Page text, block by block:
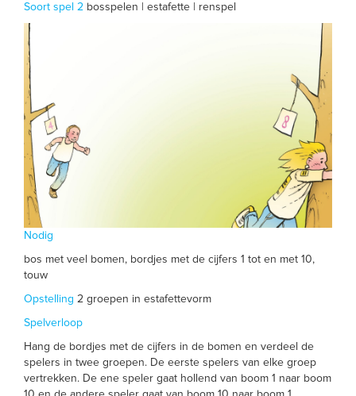
Soort spel 2 bosspelen | estafette | renspel
Nodig
bos met veel bomen, bordjes met de cijfers 1 tot en met 10,
touw
Opstelling 2 groepen in estafettevorm
Spelverloop
Hang de bordjes met de cijfers in de bomen en verdeel de
spelers in twee groepen. De eerste spelers van elke groep
vertrekken. De ene speler gaat hollend van boom 1 naar boom